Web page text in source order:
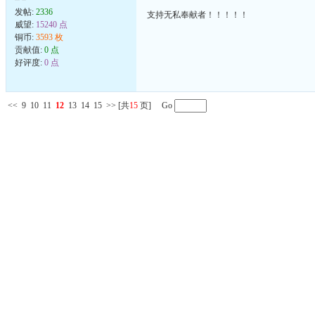
发帖: 2336
威望: 15240 点
铜币: 3593 枚
贡献值: 0 点
好评度: 0 点
支持无私奉献者！！！！！
<< 9 10 11 12 13 14 15 >> [共15 页] Go